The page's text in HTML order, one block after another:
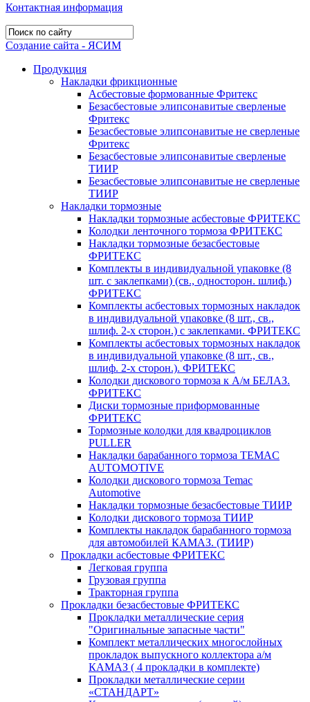
Контактная информация
Создание сайта - ЯСИМ
Продукция
Накладки фрикционные
Асбестовые формованные Фритекс
Безасбестовые элипсонавитые сверленые
Фритекс
Безасбестовые элипсонавитые не сверленые
Фритекс
Безасбестовые элипсонавитые сверленые
ТИИР
Безасбестовые элипсонавитые не сверленые
ТИИР
Накладки тормозные
Накладки тормозные асбестовые ФРИТЕКС
Колодки ленточного тормоза ФРИТЕКС
Накладки тормозные безасбестовые
ФРИТЕКС
Комплекты в индивидуальной упаковке (8
шт. с заклепками) (св., односторон. шлиф.)
ФРИТЕКС
Комплекты асбестовых тормозных накладок
в индивидуальной упаковке (8 шт., св.,
шлиф. 2-х сторон.) c заклепками. ФРИТЕКС
Комплекты асбестовых тормозных накладок
в индивидуальной упаковке (8 шт., св.,
шлиф. 2-х сторон.). ФРИТЕКС
Колодки дискового тормоза к А/м БЕЛАЗ.
ФРИТЕКС
Диски тормозные приформованные
ФРИТЕКС
Тормозные колодки для квадроциклов
PULLER
Накладки барабанного тормоза TEMAC
AUTOMOTIVE
Колодки дискового тормоза Temac
Automotive
Накладки тормозные безасбестовые ТИИР
Колодки дискового тормоза ТИИР
Комплекты накладок барабанного тормоза
для автомобилей КАМАЗ. (ТИИР)
Прокладки асбестовые ФРИТЕКС
Легковая группа
Грузовая группа
Тракторная группа
Прокладки безасбестовые ФРИТЕКС
Прокладки металлические серия
"Оригинальные запасные части"
Комплект металлических многослойных
прокладок выпускного коллектора а/м
КАМАЗ ( 4 прокладки в комплекте)
Прокладки металлические серии
«СТАНДАРТ»